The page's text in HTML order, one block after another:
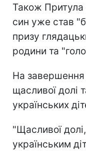
Також
син уже став
призу
родини та
На завершення
щасливої долі
українських
"Щасливої долі,
українським